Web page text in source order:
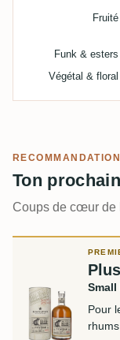
Fruité
Funk & esters
Végétal & floral
RECOMMANDATION
Ton
Coups de cœur de
Small
Pour